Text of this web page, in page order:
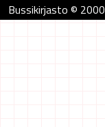
Bussikirjasto ©